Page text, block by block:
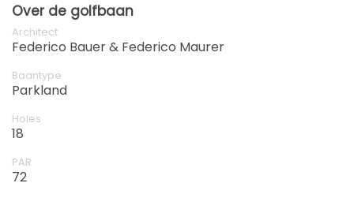
Over de golfbaan
Architect
Federico Bauer & Federico Maurer
Baantype
Parkland
Holes
18
PAR
72